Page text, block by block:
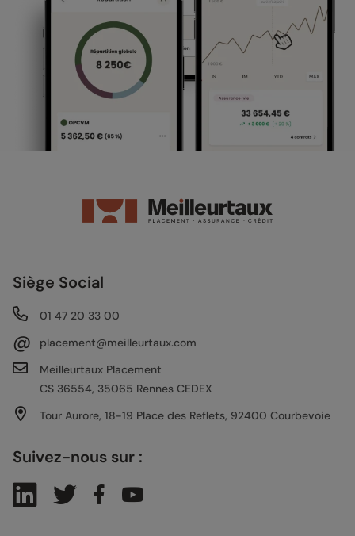
Siège Social
01 47 20 33 00
@
placement@meilleurtaux.com
Meilleurtaux Placement
CS 36554, 35065 Rennes CEDEX
Tour Aurore, 18-19 Place des Reflets, 92400 Courbevoie
Suivez-nous sur :